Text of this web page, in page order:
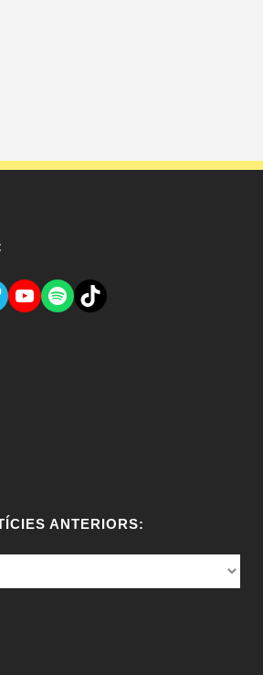
YouTube
SpotifyEl Tik Tok del Regina.
ANTERIORS: